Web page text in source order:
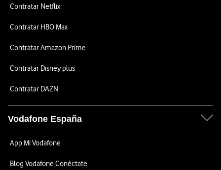
Contratar Netflix
Contratar HBO Max
Contratar Amazon Prime
Contratar Disney plus
Contratar DAZN
Vodafone España
App Mi Vodafone
Blog Vodafone Conéctate